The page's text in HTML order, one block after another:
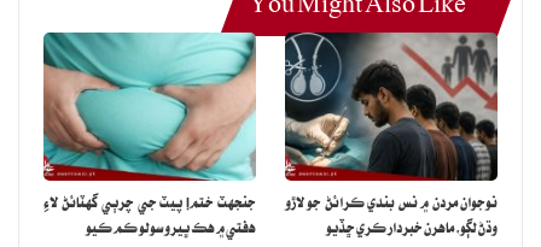
You Might Also Like
نوجوان مردن ۾ نس بندي ڪرائڻ جو لاڙو
وڌڻ لڳو، ماهرن خبردار ڪري ڇڏيو
جنجهٽ ختم! پيٽ جي چرٻي گهٽائڻ لاءِ
هفتي ۾ هڪ ڀيرو سولو ڪم ڪيو